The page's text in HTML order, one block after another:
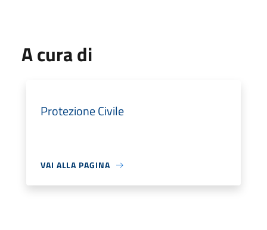
A cura di
Protezione Civile
VAI ALLA PAGINA